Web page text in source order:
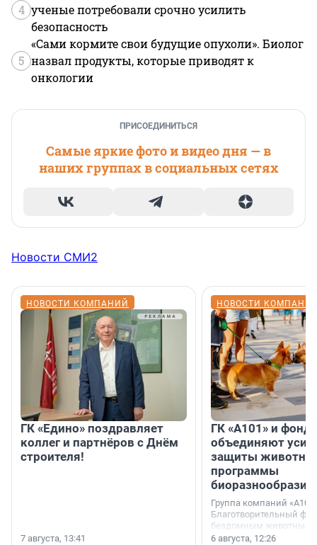
4 ученые потребовали срочно усилить
безопасность
5
«Сами кормите свои будущие опухоли». Биолог
назвал продукты, которые приводят к
онкологии
ПРИСОЕДИНИТЬСЯ
Самые яркие фото и видео дня — в
наших группах в социальных сетях
Новости СМИ2
НОВОСТИ КОМПАНИЙ
ГК «Едино» поздравляет
коллег и партнёров с Днём
строителя!
7 августа, 13:41
НОВОСТИ
ГК «А101» и фонд
объединяют
защиты
программы
биоразнообразия
Группа компаний
Благотворительный
бездомным животным
заключили соглашение
6 августа, 12:26